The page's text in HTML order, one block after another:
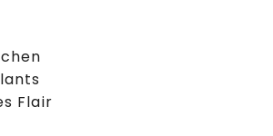
Flair